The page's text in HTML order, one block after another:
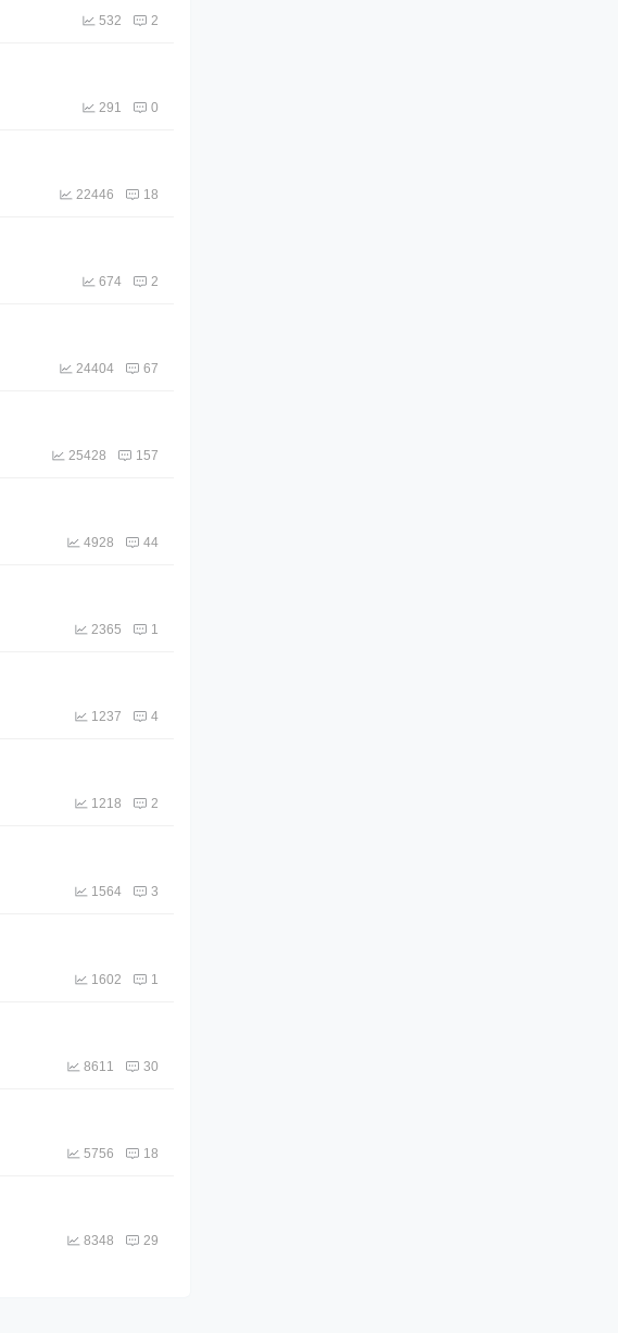
532 2
291 0
22446 18
674 2
24404 67
25428 157
4928 44
2365 1
1237 4
1218 2
1564 3
1602 1
8611 30
5756 18
8348 29